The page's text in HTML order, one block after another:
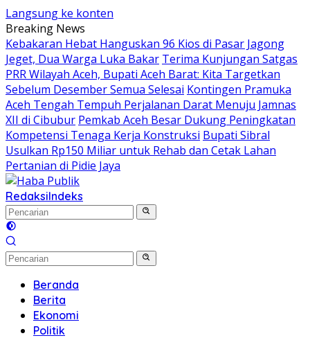
Langsung ke konten
Breaking News
Kebakaran Hebat Hanguskan 96 Kios di Pasar Jagong
Jeget, Dua Warga Luka Bakar Terima Kunjungan Satgas
PRR Wilayah Aceh, Bupati Aceh Barat: Kita Targetkan
Sebelum Desember Semua Selesai Kontingen Pramuka
Aceh Tengah Tempuh Perjalanan Darat Menuju Jamnas
XII di Cibubur Pemkab Aceh Besar Dukung Peningkatan
Kompetensi Tenaga Kerja Konstruksi Bupati Sibral
Usulkan Rp150 Miliar untuk Rehab dan Cetak Lahan
Pertanian di Pidie Jaya
RedaksiIndeks
Beranda
Berita
Ekonomi
Politik